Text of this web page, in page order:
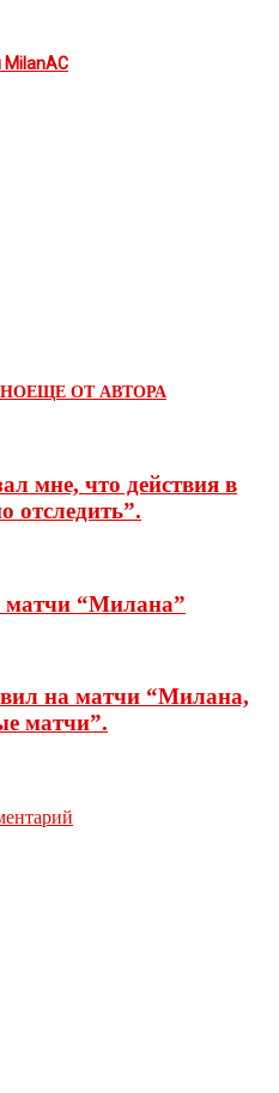
ЕЩЕ ОТ АВТОРА
мне, что действия в
отследить”.
“Милана”
на матчи “Милана,
матчи”.